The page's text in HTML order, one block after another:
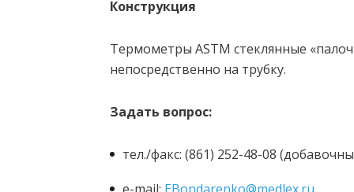
Конструкция
Термометры ASTM стеклянные
непосредственно на трубку.
Задать вопрос:
тел./факс: (861) 252-48-08